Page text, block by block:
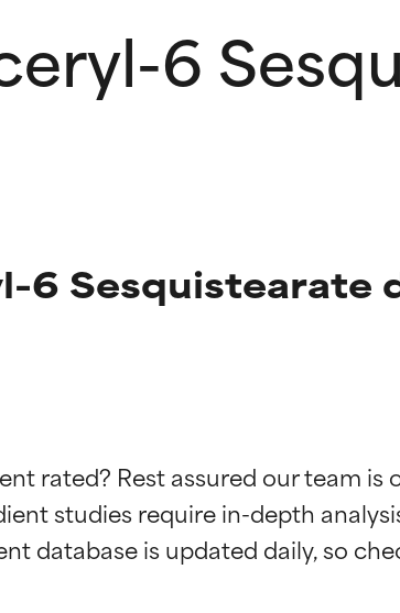
6
6 Sesquistearate
rated? Rest assured our team
studies require in-depth
Calificaciones de
EXCELENTE
Calificaciones de
EXCELENTE